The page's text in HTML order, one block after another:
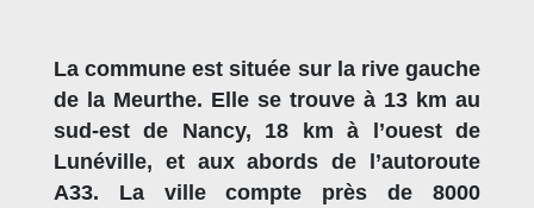
La commune est située sur la rive gauche
de la Meurthe. Elle se trouve à 13 km au
sud-est de Nancy, 18 km à l’ouest de
Lunéville, et aux abords de l’autoroute
A33. La ville compte près de 8000